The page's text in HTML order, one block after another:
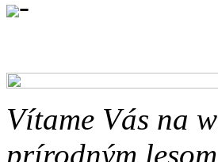
Vítame Vás na
prírodným